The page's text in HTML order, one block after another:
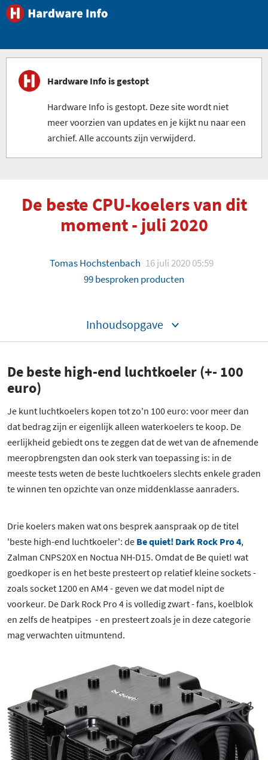
Hardware Info is gestopt
Hardware Info is gestopt. Deze site wordt niet
meer voorzien van updates en je kijkt nu naar een
archief. Alle accounts zijn verwijderd.
De beste CPU-koelers van dit
moment - juli 2020
Tomas Hochstenbach 16 juli 2020 05:59
99 besproken producten
Inhoudsopgave
99 besproken producten
De beste high-end luchtkoeler (+- 100
euro)
Je kunt luchtkoelers kopen tot zo'n 100 euro: voor meer dan
dat bedrag zijn er eigenlijk alleen waterkoelers te koop. De
eerlijkheid gebiedt ons te zeggen dat de wet van de afnemende
meeropbrengsten dan ook sterk van toepassing is: in de
meeste tests weten de beste luchtkoelers slechts enkele graden
te winnen ten opzichte van onze middenklasse aanraders.
Drie koelers maken wat ons besprek aanspraak op de titel
'beste high-end luchtkoeler': de Be quiet! Dark Rock Pro 4,
Zalman CNPS20X en Noctua NH-D15. Omdat de Be quiet! wat
goedkoper is en het beste presteert op relatief kleine sockets -
zoals socket 1200 en AM4 - geven we dat model nipt de
voorkeur. De Dark Rock Pro 4 is volledig zwart - fans, koelblok
en zelfs de heatpipes - en presteert zoals je in deze categorie
mag verwachten uitmuntend.